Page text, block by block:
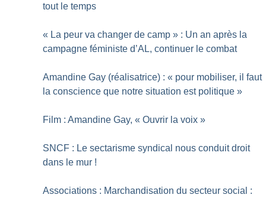
tout le temps
« La peur va changer de camp » : Un an après la
campagne féministe d’AL, continuer le combat
Amandine Gay (réalisatrice) : « pour mobiliser, il faut
la conscience que notre situation est politique »
Film : Amandine Gay, « Ouvrir la voix »
SNCF : Le sectarisme syndical nous conduit droit
dans le mur !
Associations : Marchandisation du secteur social :